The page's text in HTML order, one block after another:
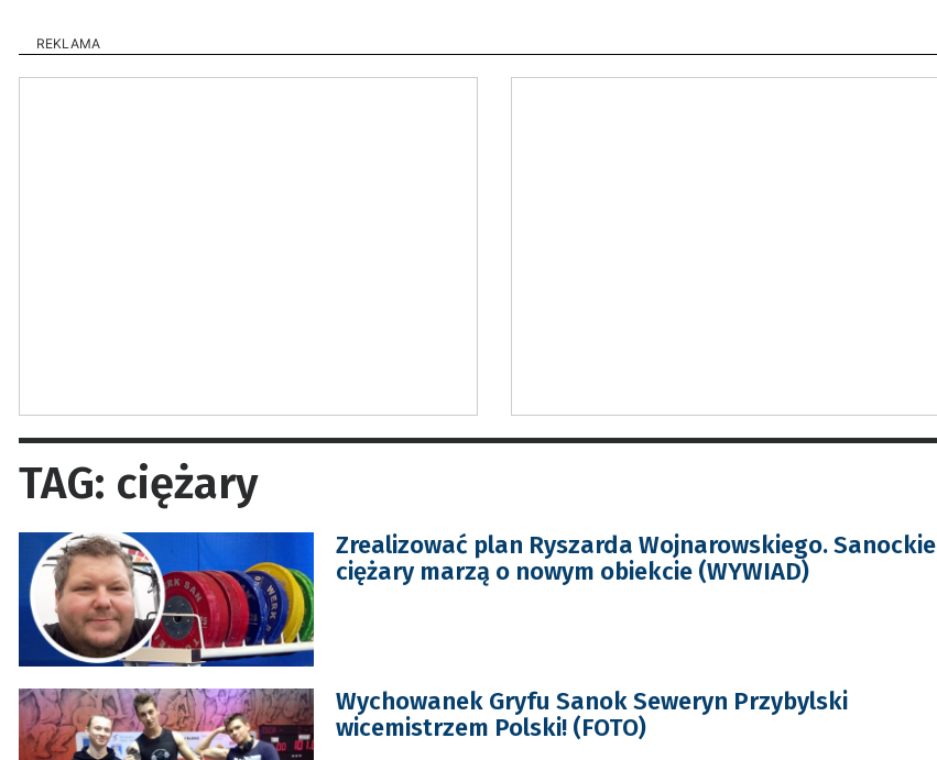
REKLAMA
TAG: ciężary
Zrealizować plan Ryszarda Wojnarowskiego. Sanockie
ciężary marzą o nowym obiekcie (WYWIAD)
Wychowanek Gryfu Sanok Seweryn Przybylski
wicemistrzem Polski! (FOTO)